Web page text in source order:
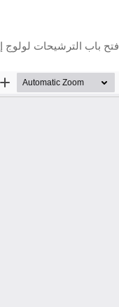
باب الترشيحات لولوج